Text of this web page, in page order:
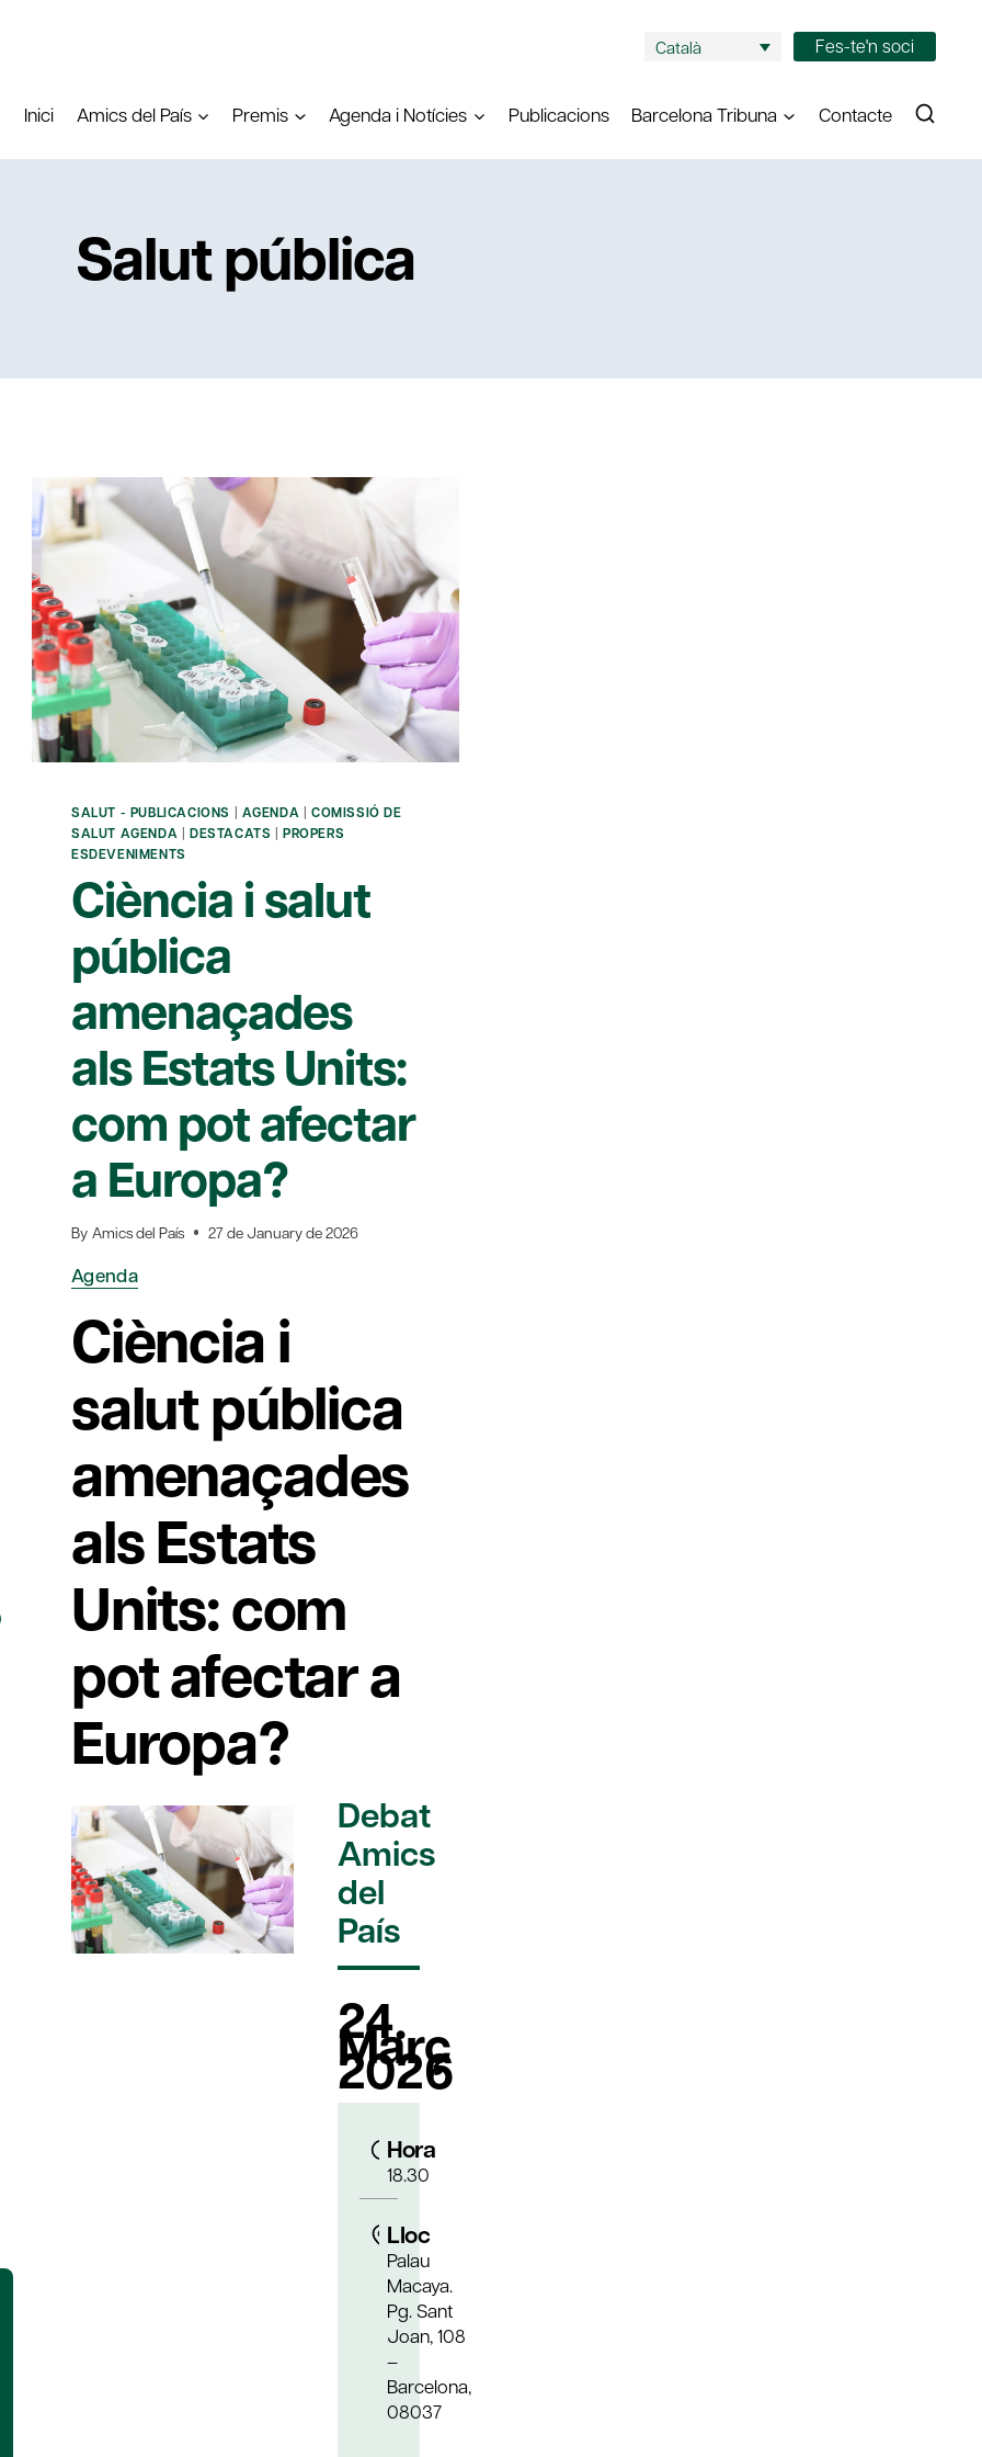
Català Fes-te'n soci
Inici Amics del País Premis Agenda i Notícies Publicacions Barcelona Tribuna Contacte
Salut pública
SALUT - PUBLICACIONS | AGENDA |COMISSIÓ DE
SALUT AGENDA | DESTACATS |PROPERS
ESDEVENIMENTS
Ciència i salut
pública
amenaçades
als Estats Units:
com pot afectar
a Europa?
By Amics del País 27 de January de 2026
Agenda
Ciència i
salut pública
amenaçades
als Estats
Units: com
pot afectar a
Europa?
Debat
Amics
del
País
24.
Març
2026
Hora
18.30
Lloc
Palau
Macaya.
Pg. Sant
Joan, 108
–
Barcelona,
08037